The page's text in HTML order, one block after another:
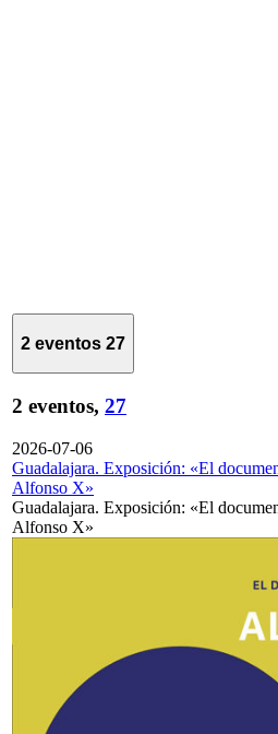
2 eventos 27
2 eventos, 27
2026-07-06
Guadalajara. Exposición: «El
Alfonso X»
Guadalajara. Exposición: «El
Alfonso X»